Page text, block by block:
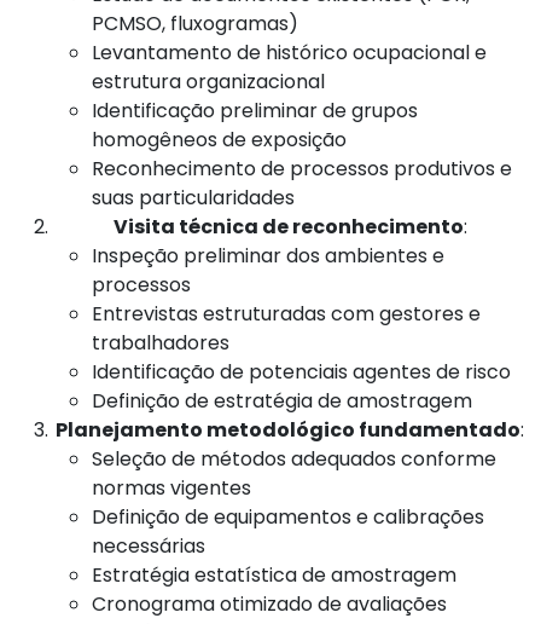
PCMSO, fluxogramas)
Levantamento de histórico ocupacional e
estrutura organizacional
Identificação preliminar de grupos
homogêneos de exposição
Reconhecimento de processos produtivos e
suas particularidades
Visita técnica de reconhecimento:
Inspeção preliminar dos ambientes e
processos
Entrevistas estruturadas com gestores e
trabalhadores
Identificação de potenciais agentes de risco
Definição de estratégia de amostragem
Planejamento metodológico fundamentado:
Seleção de métodos adequados conforme
normas vigentes
Definição de equipamentos e calibrações
necessárias
Estratégia estatística de amostragem
Cronograma otimizado de avaliações